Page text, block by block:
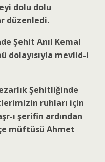
dolu dolu
düzenledi.
Şehit Anıl Kemal
dolayısıyla mevlid-i
Şehitliğinde
ruhları için
ı şerifin ardından
müftüsü Ahmet